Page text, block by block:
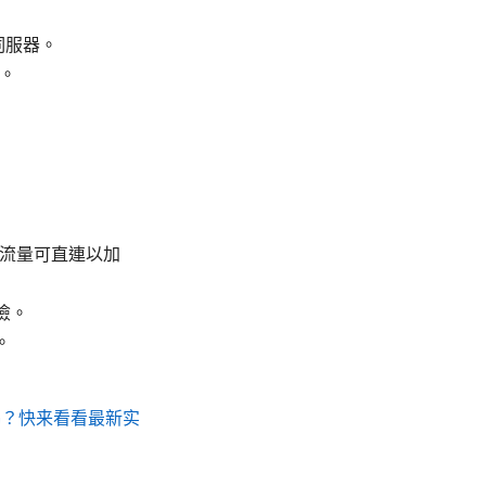
器。
量可直連以加
。
快来看看最新实